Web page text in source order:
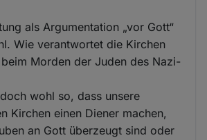
als Argumentation „vor Gott“
Wie verantwortet die Kirchen
Morden der Juden des Nazi-
wohl so, dass unsere
Kirchen einen Diener machen,
an Gott überzeugt sind oder